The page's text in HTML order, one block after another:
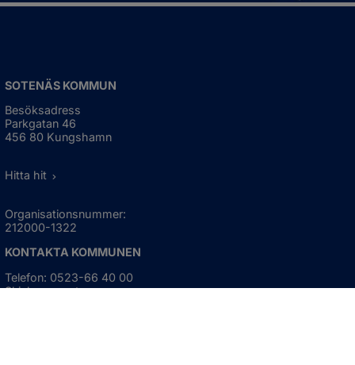
SOTENÄS KOMMUN
Besöksadress
Parkgatan 46
456 80 Kungshamn
Hitta hit
Organisationsnummer:
212000-1322
KONTAKTA KOMMUNEN
Telefon: 0523-66 40 00
Skicka e-post